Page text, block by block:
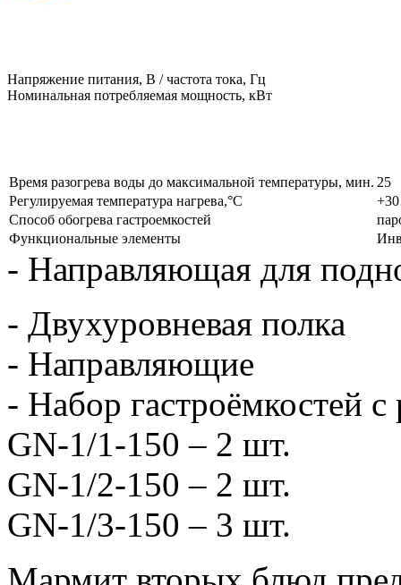
Напряжение питания, В / частота тока, Гц
Номинальная потребляемая мощность, кВт
Время разогрева воды до максимальной температуры, мин. 25
Регулируемая температура нагрева,°С
Способ обогрева гастроемкостей
Функциональные элементы
- Направляющая для
- Двухуровневая полка
- Направляющие
- Набор гастроёмкостей
GN-1/1-150 – 2 шт.
GN-1/2-150 – 2 шт.
GN-1/3-150 – 3 шт.